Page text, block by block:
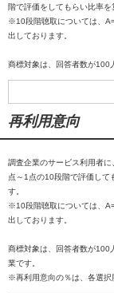
階で評価をしてもらい比率を
※10段階聴取については、
出しております。
商標対象は、回答者数が100
再利用意向
調査企業のサービス利用者
点～1点の10段階で評価して
す。
※10段階聴取については、
出しております。
商標対象は、回答者数が100
業です。
※再利用意向の％は、各選択